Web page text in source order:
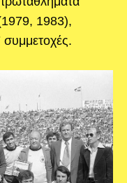
1983),